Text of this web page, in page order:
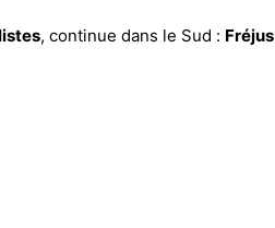
, continue dans le Sud : Fréjus